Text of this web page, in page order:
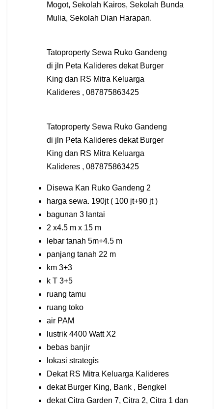
Mogot, Sekolah Kairos, Sekolah Bunda
Mulia, Sekolah Dian Harapan.
Tatoproperty Sewa Ruko Gandeng
di jln Peta Kalideres dekat Burger
King dan RS Mitra Keluarga
Kalideres , 087875863425
Tatoproperty Sewa Ruko Gandeng
di jln Peta Kalideres dekat Burger
King dan RS Mitra Keluarga
Kalideres , 087875863425
Disewa Kan Ruko Gandeng 2
harga sewa. 190jt ( 100 jt+90 jt )
bagunan 3 lantai
2 x4.5 m x 15 m
lebar tanah 5m+4.5 m
panjang tanah 22 m
km 3+3
k T 3+5
ruang tamu
ruang toko
air PAM
lustrik 4400 Watt X2
bebas banjir
lokasi strategis
Dekat RS Mitra Keluarga Kalideres
dekat Burger King, Bank , Bengkel
dekat Citra Garden 7, Citra 2, Citra 1 dan